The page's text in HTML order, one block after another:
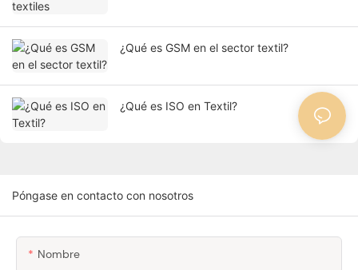
¿Qué es GSM en el sector textil?
¿Qué es ISO en Textil?
Póngase en contacto con nosotros
Nombre